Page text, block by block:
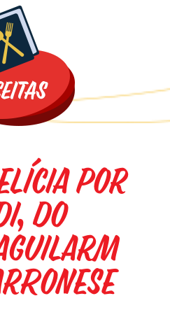
por
do